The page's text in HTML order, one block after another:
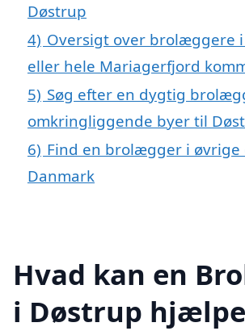
Døstrup
4) Oversigt over brolæggere
eller hele Mariagerfjord
5) Søg efter en dygtig
omkringliggende byer til
6) Find en brolægger i øvrige
Danmark
Hvad kan en
i Døstrup